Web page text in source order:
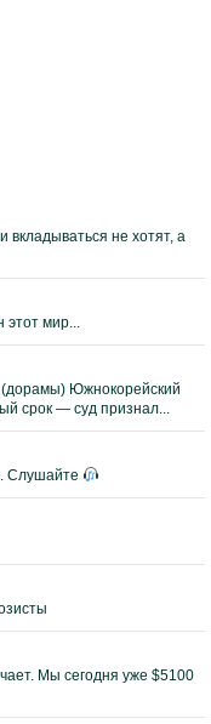
вкладываться не хотят, а
этот мир...
Южнокорейский
срок — суд признал...
Слушайте
Мы сегодня уже $5100